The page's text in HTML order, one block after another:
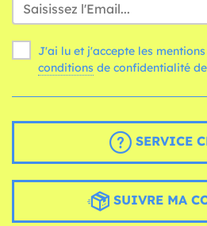
J'ai lu et j'accepte les
conditions de confidentialité
SERVICE
SUIVRE MA